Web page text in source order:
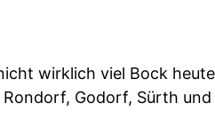
wirklich viel Bock
Godorf, Sürth